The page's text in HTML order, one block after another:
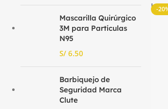
Mascarilla Quirúrgico
3M para Partículas
N95
S/
Barbiquejo de
Seguridad Marca
Clute
-
La